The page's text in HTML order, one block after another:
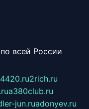
всей России
2rich.ru
a380club.ru
jun.ruadonyev.ru